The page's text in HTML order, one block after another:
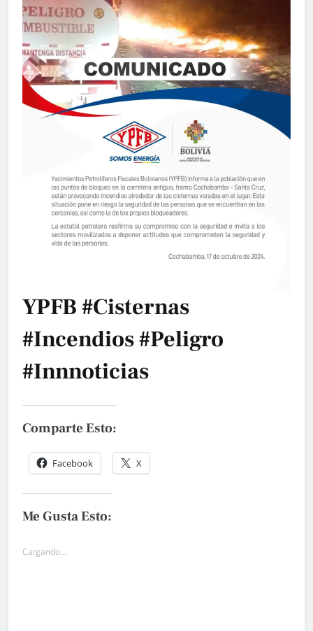
YPFB #cisternas
#incendios #peligro
#innnoticias
Comparte Esto:
Facebook X
Me Gusta Esto:
Cargando...